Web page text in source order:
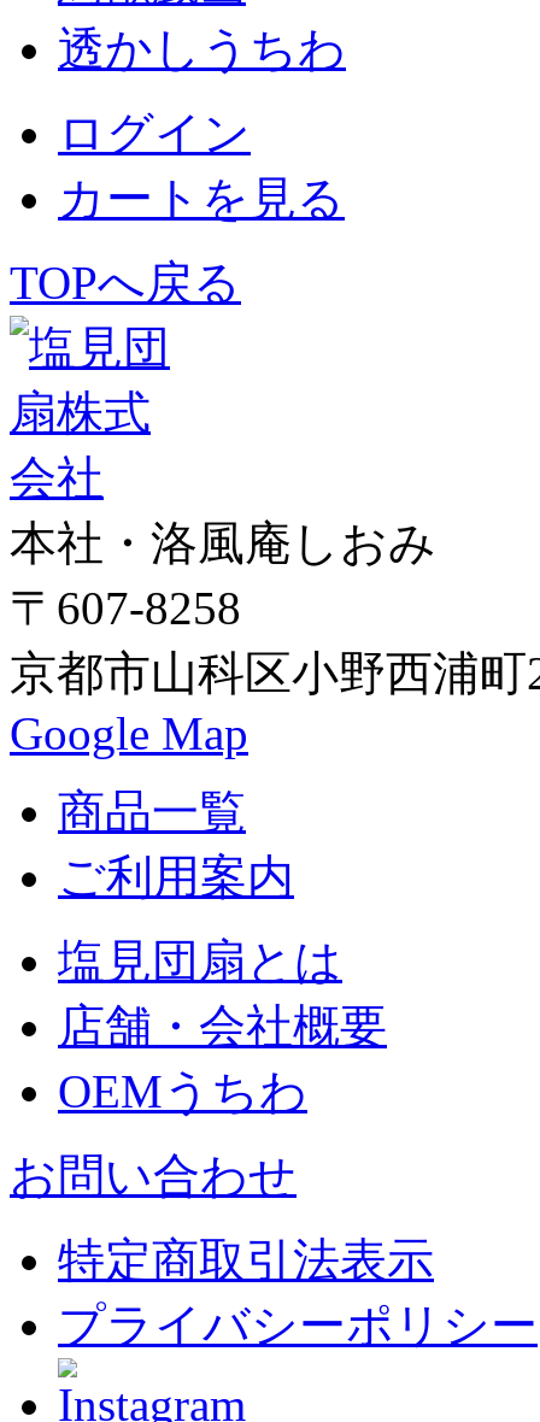
透かしうちわ
ログイン
カートを見る
TOPへ戻る
本社・洛風庵しおみ
〒607-8258
京都市山科区小野西浦町
Google Map
商品一覧
ご利用案内
塩見団扇とは
店舗・会社概要
OEMうちわ
お問い合わせ
特定商取引法表示
プライバシーポリシー